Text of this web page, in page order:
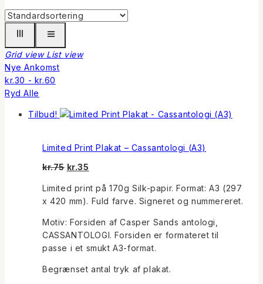
Grid view List view
Nye Ankomst
kr.30 - kr.60
Ryd Alle
Tilbud!
Limited Print Plakat – Cassantologi (A3)
kr.75 Den
pris
var:
kr.75.
kr.35
pris
er:
kr.35.
Limited print på 170g Silk-papir. Format: A3 (297
x 420 mm). Fuld farve. Signeret og nummereret.
Motiv: Forsiden af Casper Sands antologi,
CASSANTOLOGI. Forsiden er formateret til
passe i et smukt A3-format.
Begrænset antal tryk af plakat.